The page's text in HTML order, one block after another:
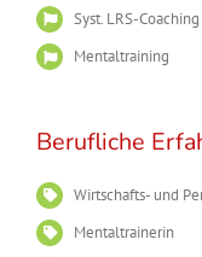
Syst. LRS-Coaching
Mentaltraining
Berufliche
Wirtschafts- und
Mentaltrainerin